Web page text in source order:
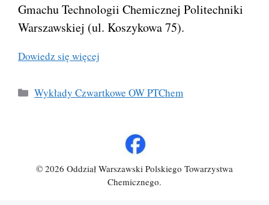
Gmachu Technologii Chemicznej Politechniki
Warszawskiej (ul. Koszykowa 75).
Dowiedz się więcej
Kategorie
Wykłady Czwartkowe OW PTChem
© 2026 Oddział Warszawski Polskiego Towarzystwa
Chemicznego.